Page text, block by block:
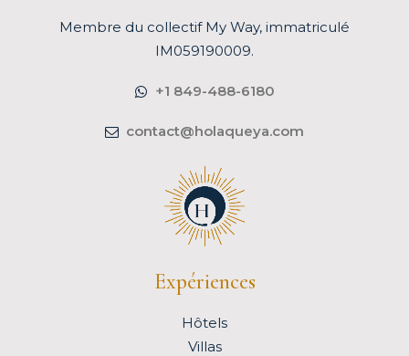
Membre du collectif My Way, immatriculé
IM059190009.
+1 849-488-6180
contact@holaqueya.com
Expériences
Hôtels
Villas